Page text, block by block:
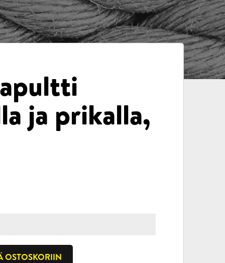
ja prikalla,
OSTOSKORIIN